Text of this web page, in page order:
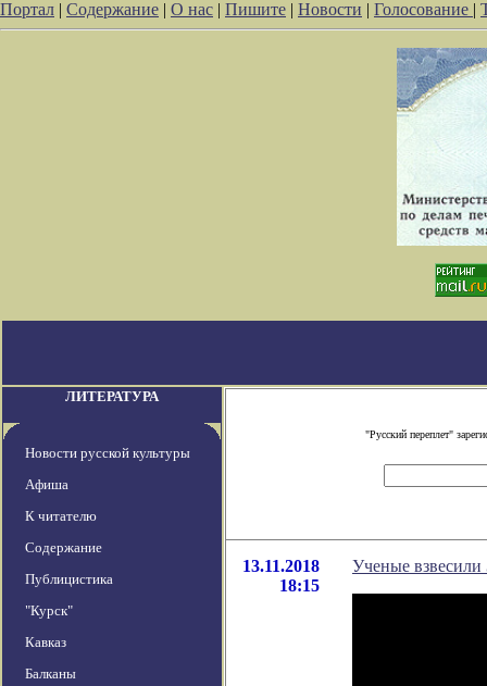
Портал | Содержание | О нас | Пишите | Новости | Голосование |
ЛИТЕРАТУРА
Новости русской культуры
Афиша
К читателю
Содержание
Публицистика
"Курск"
Кавказ
Балканы
"Русский переплет"
13.11.2018
18:15
Ученые